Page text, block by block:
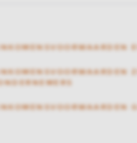
INKOMENSVOORWAARDEN
INKOMENSVOORWAARDEN
ONDERNEMERS
INKOMENSVOORWAARDEN